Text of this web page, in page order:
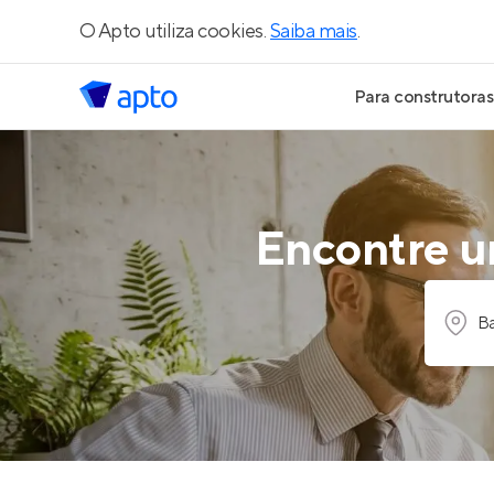
O Apto utiliza cookies.Saiba mais.
Para construtoras
Geração de
Geração de
Geração de
Maiores
Parcerias
Anunciar
Encontre